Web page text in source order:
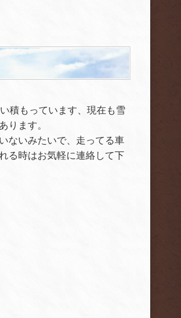
積もっています、現在も雪
ります。
ないみたいで、走ってる車
る時はお気軽に連絡して下